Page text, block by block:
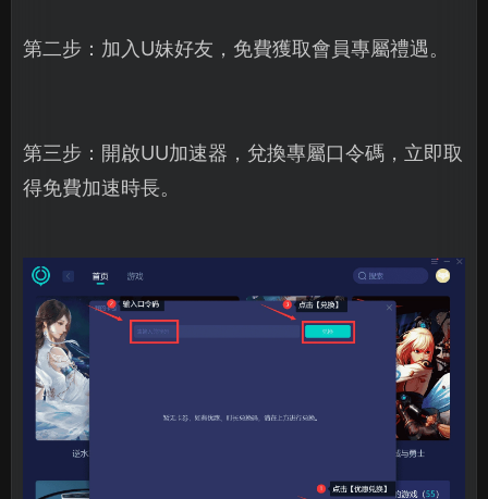
第二步：加入U妹好友，免費獲取會員專屬禮遇。
第三步：開啟UU加速器，兌換專屬口令碼，立即取
得免費加速時長。